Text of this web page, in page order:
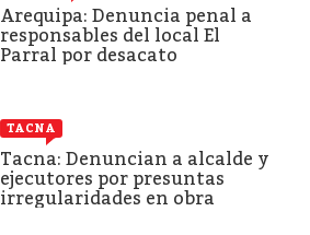
Arequipa: Denuncia penal a
responsables del local El
Parral por desacato
TACNA
Tacna: Denuncian a alcalde y
ejecutores por presuntas
irregularidades en obra